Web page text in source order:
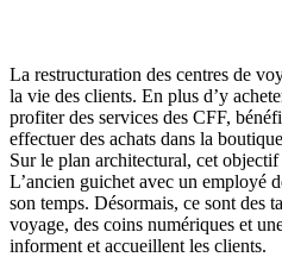
La restructuration des centres de
la vie des clients. En plus d’y
profiter des services des CFF,
effectuer des achats dans la
Sur le plan architectural, cet
L’ancien guichet avec un employé
son temps. Désormais, ce sont des
voyage, des coins numériques et
informent et accueillent les clients.